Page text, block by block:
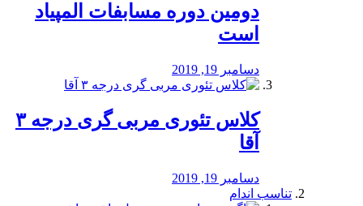
دومین دوره مسابفات المپیاد
است
دسامبر 19, 2019
کلاس تئوری مربی گری درجه ۳
آقا
دسامبر 19, 2019
تناسب اندام